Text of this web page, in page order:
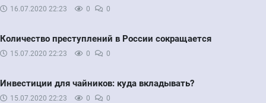
16.07.2020 22:23 0 0
Количество преступлений в России сокращается
15.07.2020 22:23 0 0
Инвестиции для чайников: куда вкладывать?
15.07.2020 22:23 0 0